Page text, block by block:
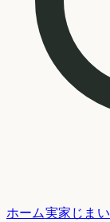
ホーム実家じまい